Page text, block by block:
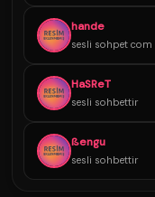
hande
sesli sohpet com
HaSReT
sesli sohbettir
ßengu
sesli sohbettir